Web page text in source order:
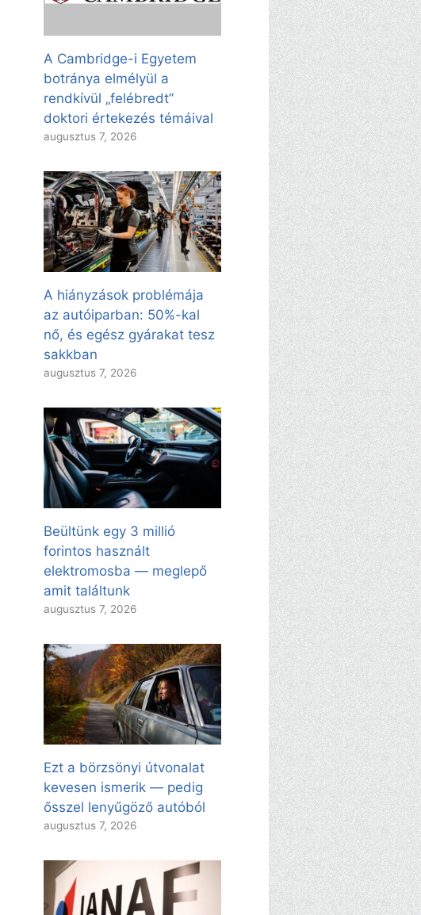
A Cambridge-i Egyetem
botránya elmélyül a
rendkívül „felébredt”
doktori értekezés témáival
augusztus 7, 2026
A hiányzások problémája
az autóiparban: 50%-kal
nő, és egész gyárakat tesz
sakkban
augusztus 7, 2026
Beültünk egy 3 millió
forintos használt
elektromosba — meglepő
amit találtunk
augusztus 7, 2026
Ezt a börzsönyi útvonalat
kevesen ismerik — pedig
ősszel lenyűgöző autóból
augusztus 7, 2026